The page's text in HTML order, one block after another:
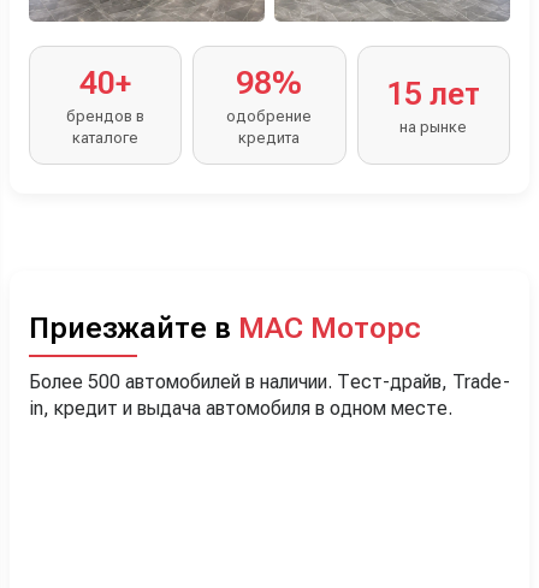
40+
брендов в
каталоге
98%
одобрение
кредита
15 лет
на рынке
Приезжайте в МАС Моторс
Более 500 автомобилей в наличии. Тест-драйв, Trade-
in, кредит и выдача автомобиля в одном месте.